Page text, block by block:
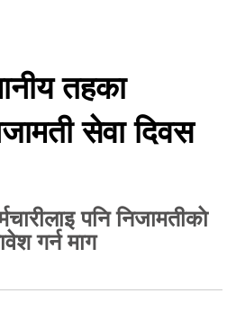
तहका
सेवा दिवस
पनि निजामतीकाे
गर्न माग